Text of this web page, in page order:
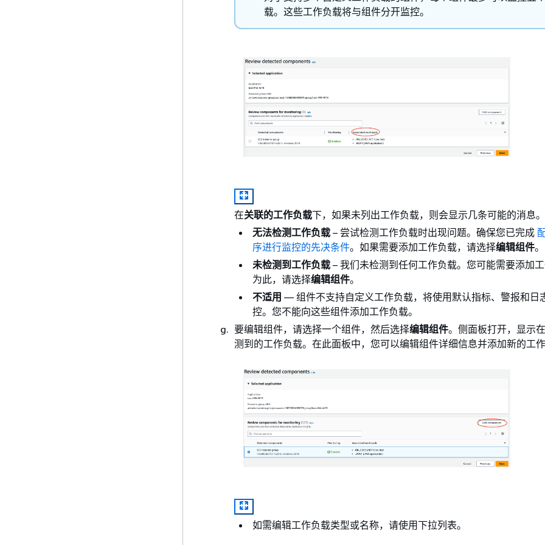
载。这些工作负载将与组件分开监控。
在关联的工作负载下，如果未列出工作负载，则会显示几条可能的消息。
无法检测工作负载 – 尝试检测工作负载时出现问题。确保您已完成
序进行监控的先决条件。如果需要添加工作负载，请选择编辑组件。
未检测到工作负载 – 我们未检测到任何工作负载。您可能需要添加工
为此，请选择编辑组件。
不适用 — 组件不支持自定义工作负载，将使用默认指标、警报和日
控。您不能向这些组件添加工作负载。
要编辑组件，请选择一个组件，然后选择编辑组件。侧面板打开，显示
测到的工作负载。在此面板中，您可以编辑组件详细信息并添加新的工作
如需编辑工作负载类型或名称，请使用下拉列表。